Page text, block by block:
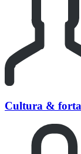
Cultura &